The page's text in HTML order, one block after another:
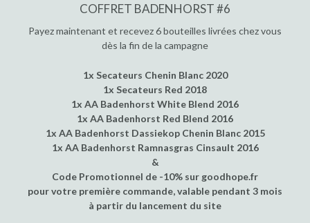
COFFRET BADENHORST #6
Payez maintenant et recevez 6 bouteilles livrées chez vous
dès la fin de la campagne
1x Secateurs Chenin Blanc 2020
1x Secateurs Red 2018
1x AA Badenhorst White Blend 2016
1x AA Badenhorst Red Blend 2016
1x AA Badenhorst Dassiekop Chenin Blanc 2015
1x AA Badenhorst Ramnasgras Cinsault 2016
&
Code Promotionnel de -10% sur goodhope.fr
pour votre première commande, valable pendant 3 mois
à partir du lancement du site